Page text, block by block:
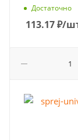
Достаточно
113.17₽/